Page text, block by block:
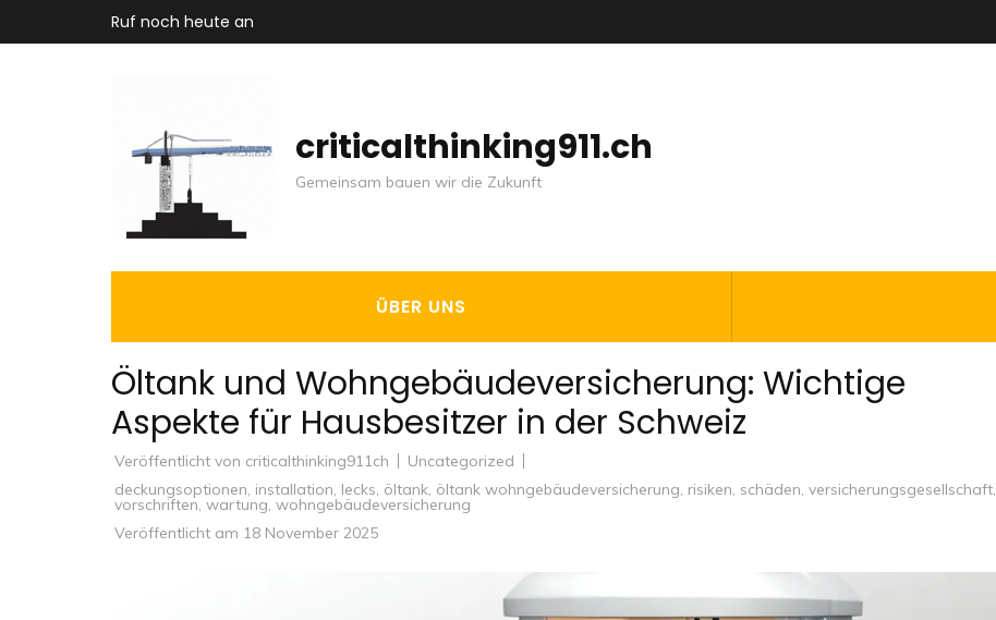
Inhalt
Ruf noch heute an
criticalthinking911.ch
Gemeinsam bauen wir die Zukunft
ÜBER UNS
Öltank und Wohngebäudeversicherung: Wichtige
Aspekte für Hausbesitzer in der Schweiz
Veröffentlicht von criticalthinking911ch
Uncategorized
deckungsoptionen, installation, lecks, öltank, öltank wohngebäudeversicherung, risiken, schäden, versicherungsgesellschaft,
vorschriften, wartung, wohngebäudeversicherung
Veröffentlicht am 18 November 2025